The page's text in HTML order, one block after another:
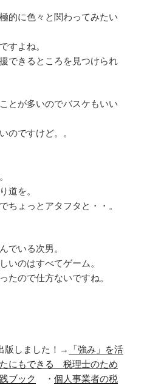
的に色々と関わってみたい
すよね。
できるところを見つけられ
とが多いのでバスケもいい
のですけど。。
道を。
ちょっとアタフタと・・。
でいる次男。
いのはすべてゲーム。
たので仕方ないですね。
版しました！→
「強み」を活
にもできる 税理士のため
ブック
・ 個人事業者の税